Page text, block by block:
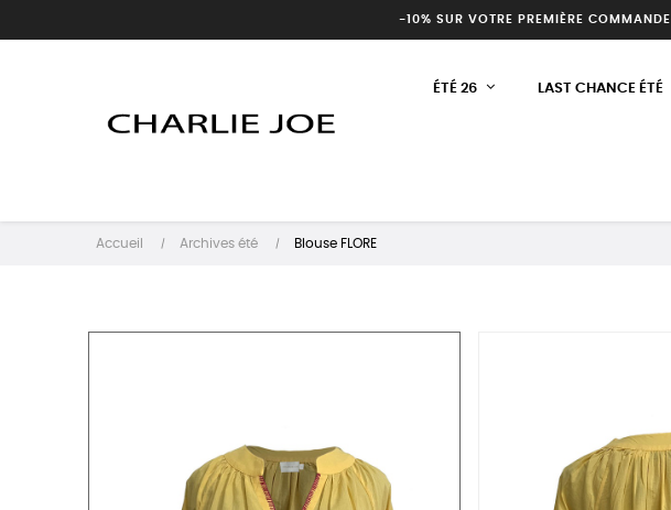
-10% SUR VOTRE PREMIÈRE COMMANDE
ÉTÉ 26 LAST CHANCE ÉTÉ
Accueil Archives été Blouse FLORE